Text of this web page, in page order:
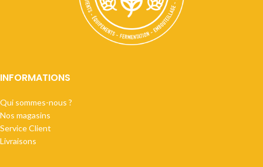
INFORMATIONS
Qui sommes-nous ?
Nos magasins
Service Client
Livraisons